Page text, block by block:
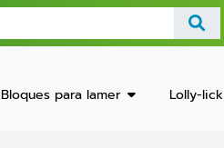
Bloques para lamer Lolly-lick